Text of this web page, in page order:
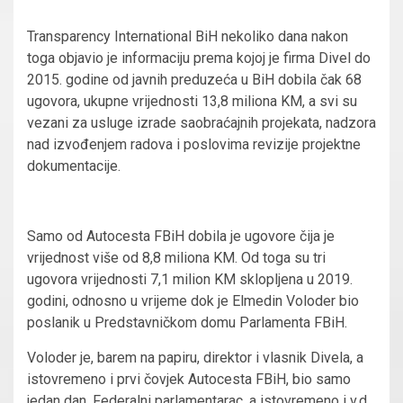
Transparency International BiH nekoliko dana nakon
toga objavio je informaciju prema kojoj je firma Divel do
2015. godine od javnih preduzeća u BiH dobila čak 68
ugovora, ukupne vrijednosti 13,8 miliona KM, a svi su
vezani za usluge izrade saobraćajnih projekata, nadzora
nad izvođenjem radova i poslovima revizije projektne
dokumentacije.
Samo od Autocesta FBiH dobila je ugovore čija je
vrijednost više od 8,8 miliona KM. Od toga su tri
ugovora vrijednosti 7,1 milion KM sklopljena u 2019.
godini, odnosno u vrijeme dok je Elmedin Voloder bio
poslanik u Predstavničkom domu Parlamenta FBiH.
Voloder je, barem na papiru, direktor i vlasnik Divela, a
istovremeno i prvi čovjek Autocesta FBiH, bio samo